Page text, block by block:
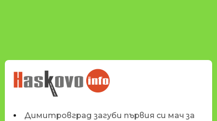
НОВИНИТЕ НА
HASKOVO.INFO
Димитровград загуби първия си мач за